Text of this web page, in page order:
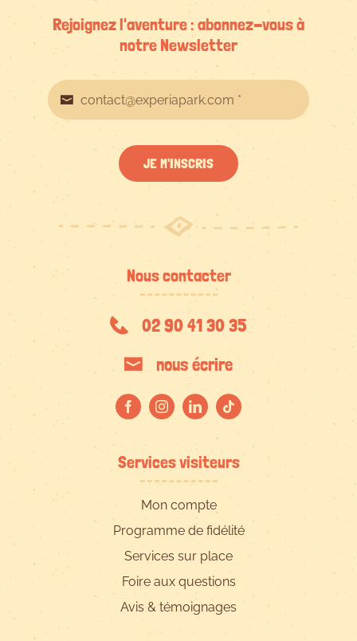
Rejoignez l'aventure : abonnez-vous à
notre Newsletter
JE M'INSCRIS
Nous contacter
02 90 41 30 35
nous écrire
Services visiteurs
Mon compte
Programme de fidélité
Services sur place
Foire aux questions
Avis & témoignages